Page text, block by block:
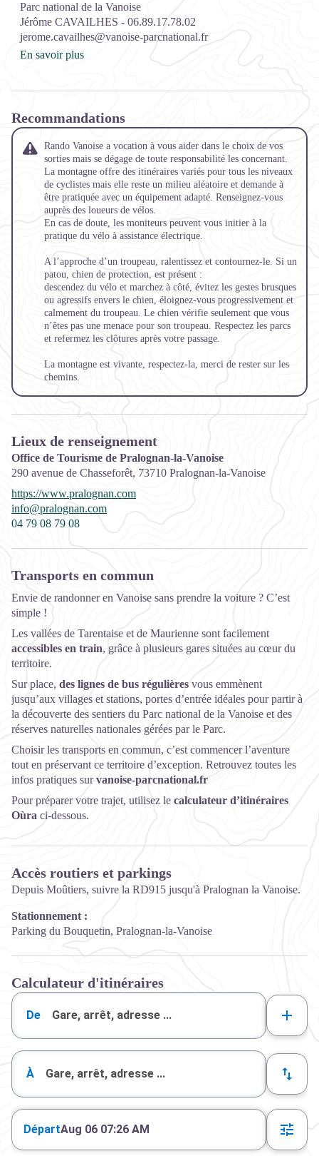
Parc national de la Vanoise
Jérôme CAVAILHES - 06.89.17.78.02
jerome.cavailhes@vanoise-parcnational.fr
En savoir plus
Recommandations
Rando Vanoise a vocation à vous aider dans le choix de vos
sorties mais se dégage de toute responsabilité les concernant.
La montagne offre des itinéraires variés pour tous les niveaux
de cyclistes mais elle reste un milieu aléatoire et demande à
être pratiquée avec un équipement adapté. Renseignez-vous
auprès des loueurs de vélos.
En cas de doute, les moniteurs peuvent vous initier à la
pratique du vélo à assistance électrique.
A l’approche d’un troupeau, ralentissez et contournez-le. Si un
patou, chien de protection, est présent :
descendez du vélo et marchez à côté, évitez les gestes brusques
ou agressifs envers le chien, éloignez-vous progressivement et
calmement du troupeau. Le chien vérifie seulement que vous
n’êtes pas une menace pour son troupeau. Respectez les parcs
et refermez les clôtures après votre passage.
La montagne est vivante, respectez-la, merci de rester sur les
chemins.
Lieux de renseignement
Office de Tourisme de Pralognan-la-Vanoise
290 avenue de Chasseforêt, 73710 Pralognan-la-Vanoise
https://www.pralognan.com
info@pralognan.com
04 79 08 79 08
Transports en commun
Envie de randonner en Vanoise sans prendre la voiture ? C’est
simple !
Les vallées de Tarentaise et de Maurienne sont facilement
accessibles en train, grâce à plusieurs gares situées au cœur du
territoire.
Sur place, des lignes de bus régulières vous emmènent
jusqu’aux villages et stations, portes d’entrée idéales pour partir à
la découverte des sentiers du Parc national de la Vanoise et des
réserves naturelles nationales gérées par le Parc.
Choisir les transports en commun, c’est commencer l’aventure
tout en préservant ce territoire d’exception. Retrouvez toutes les
infos pratiques survanoise-parcnational.fr
Pour préparer votre trajet, utilisez le calculateur d’itinéraires
Oùra ci-dessous.
Accès routiers et parkings
Depuis Moûtiers, suivre la RD915 jusqu'à Pralognan la Vanoise.
Stationnement :
Parking du Bouquetin, Pralognan-la-Vanoise
Calculateur d'itinéraires
De
À
DépartAug 06 07:26 AM